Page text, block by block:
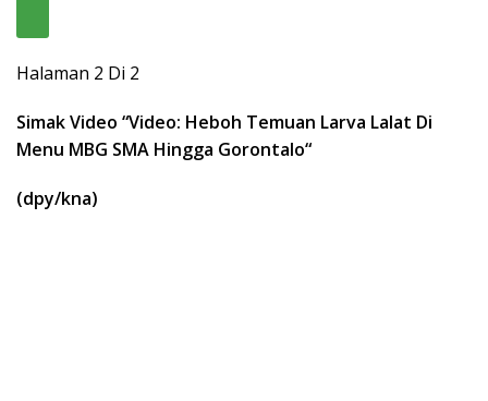
Halaman 2 Di 2
Simak Video “Video: Heboh Temuan Larva Lalat Di
Menu MBG SMA Hingga Gorontalo“
(dpy/kna)